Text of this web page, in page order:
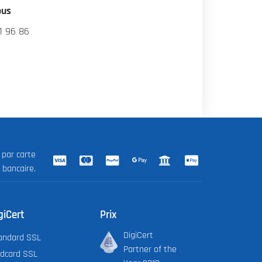
96 86
carte
SSL
SSL
Prix
DigiCert
Partner of the